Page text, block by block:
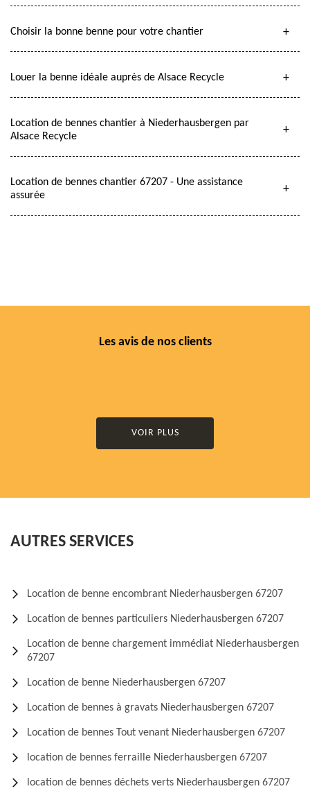
Choisir la bonne benne pour votre chantier
Louer la benne idéale auprès de Alsace Recycle
Location de bennes chantier à Niederhausbergen par
Alsace Recycle
Location de bennes chantier 67207 - Une assistance
assurée
Les avis de nos clients
VOIR PLUS
AUTRES SERVICES
Location de benne encombrant Niederhausbergen 67207
Location de bennes particuliers Niederhausbergen 67207
Location de benne chargement immédiat Niederhausbergen
67207
Location de benne Niederhausbergen 67207
Location de bennes à gravats Niederhausbergen 67207
Location de bennes Tout venant Niederhausbergen 67207
location de bennes ferraille Niederhausbergen 67207
location de bennes déchets verts Niederhausbergen 67207